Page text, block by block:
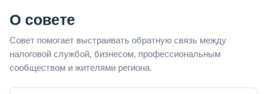
О совете
Совет помогает выстраивать обратную связь между
налоговой службой, бизнесом, профессиональным
сообществом и жителями региона.